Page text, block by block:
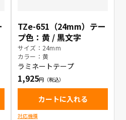
TZe-651（24mm）テー
プ色：黄 / 黒文字
サイズ：24mm
カラー：黄
ラミネートテープ
1,925
カートに入れる
対応機種